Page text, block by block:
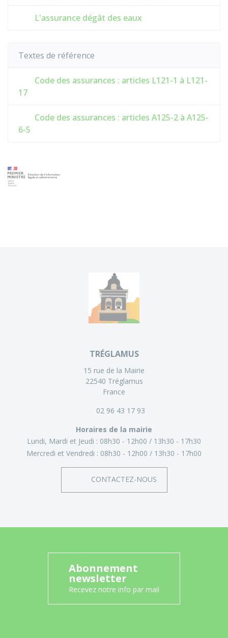
L'assurance dégât des eaux
Textes de référence
Code des assurances : articles L121-1 à L121-
17
Code des assurances : articles A125-2 à A125-
6-5
TRÉGLAMUS
15 rue de la Mairie
22540 Tréglamus
France
02 96 43 17 93
Horaires de la mairie
Lundi, Mardi et Jeudi : 08h30 - 12h00
13h30 - 17h30
Mercredi et Vendredi : 08h30 - 12h00 13h30 - 17h00
CONTACTEZ-NOUS
Abonnement
newsletter
Recevez notre info par mail